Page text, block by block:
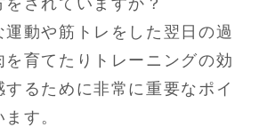
されていますか？
動や筋トレをした翌日の過
を育てたりトレーニングの効
るために非常に重要なポイ
す。